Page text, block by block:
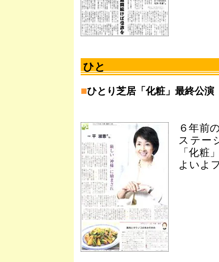
ひと
■ひとり芝居「化粧」最終
６年前
ステー
「化粧
よいよ